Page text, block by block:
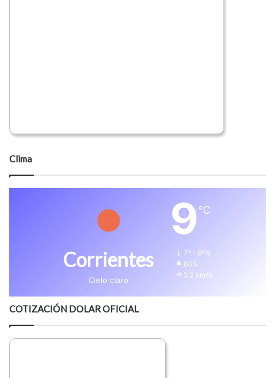
Clima
Corrientes
Cielo claro
9 ℃
7º - 9º%
80%
3.2 km/h
COTIZACIÓN DOLAR OFICIAL